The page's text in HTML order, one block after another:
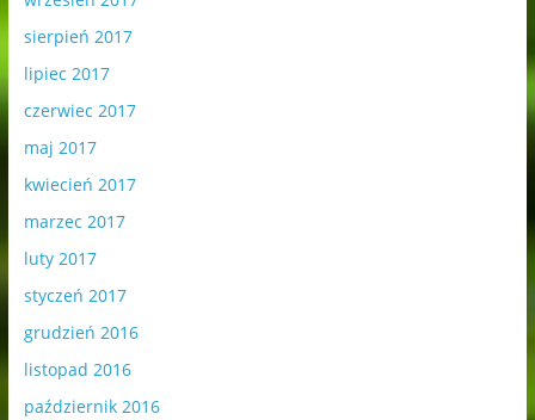
sierpień 2017
lipiec 2017
czerwiec 2017
maj 2017
kwiecień 2017
marzec 2017
luty 2017
styczeń 2017
grudzień 2016
listopad 2016
październik 2016